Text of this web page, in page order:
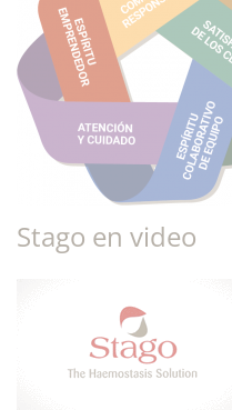
Stago en video